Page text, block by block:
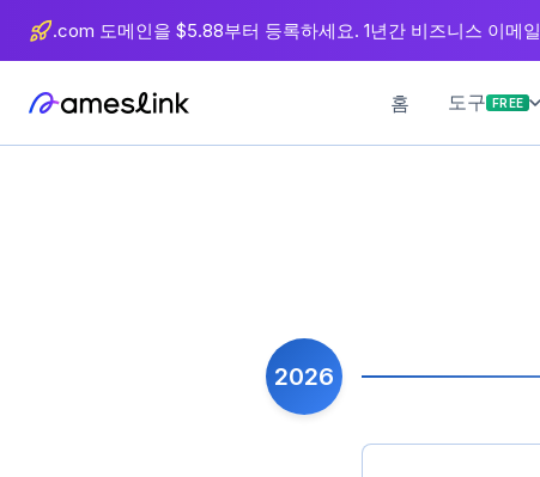
츠
동
.com 도메인을 $5.88부터 등록하세요. 1년간 비즈니스 이메
홈 도구 FREE
2026